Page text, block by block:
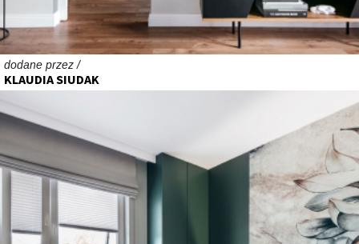
dodane przez /
KLAUDIA SIUDAK